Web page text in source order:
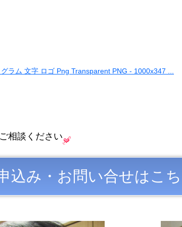
相談ください
込み・お問い合せはこ